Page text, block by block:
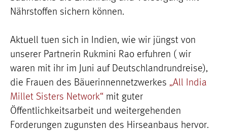
Nährstoffen sichern können.
Aktuell tuen sich in Indien, wie wir jüngst von
unserer Partnerin Rukmini Rao erfuhren ( wir
waren mit ihr im Juni auf Deutschlandrundreise),
die Frauen des Bäuerinnennetzwerkes „All India
Millet Sisters Network“ mit guter
Öffentlichkeitsarbeit und weitergehenden
Forderungen zugunsten des Hirseanbaus hervor.